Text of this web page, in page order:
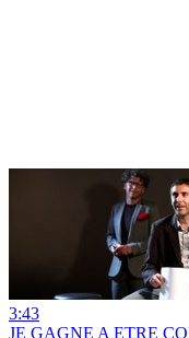
3:43
JE GAGNE A ETRE